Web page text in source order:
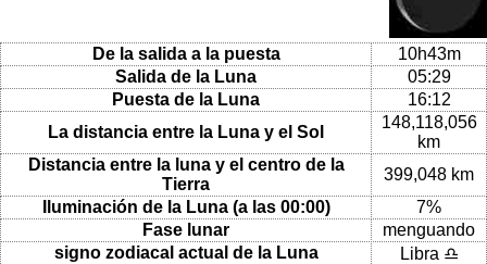
De la salida a la puesta
10h43m
Salida de la Luna
05:29
Puesta de la Luna
16:12
La distancia entre la Luna y el Sol
148,118,056
km
Distancia entre la luna y el centro de la
Tierra
399,048 km
Iluminación de la Luna (a las 00:00)
7%
Fase lunar
menguando
signo zodiacal actual de la Luna
Libra ♎